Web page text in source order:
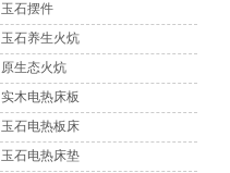
玉石摆件
玉石养生火炕
原生态火炕
实木电热床板
玉石电热板床
玉石电热床垫